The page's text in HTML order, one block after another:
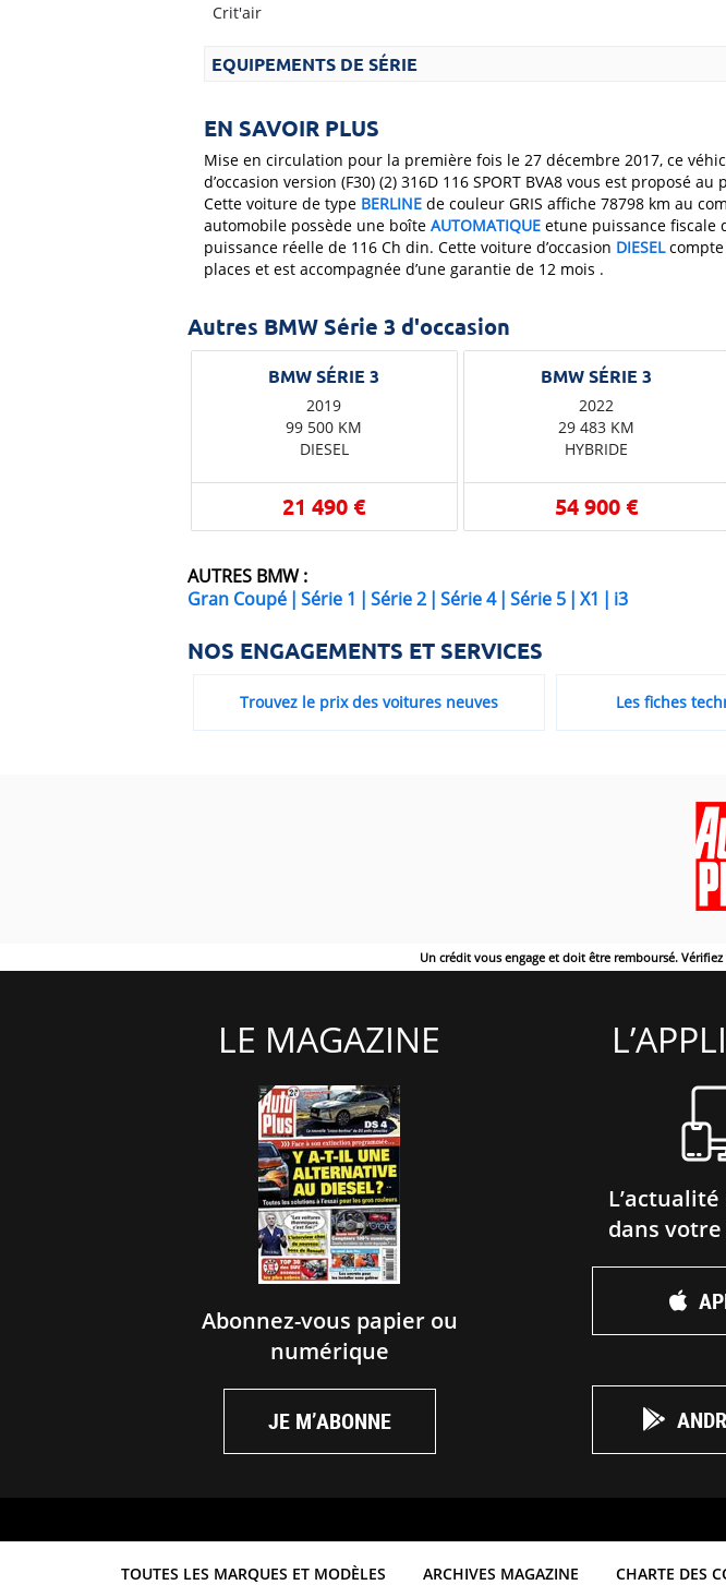
Crit'air
EQUIPEMENTS DE SÉRIE
EN SAVOIR PLUS
Mise en circulation pour la première fois le 27 décembre 2017, ce
d’occasion version (F30) (2) 316D 116 SPORT BVA8 vous est proposé au
Cette voiture de type BERLINE de couleur GRIS affiche 78798 km au
automobile possède une boîte AUTOMATIQUE etune puissance fiscale
puissance réelle de 116 Ch din. Cette voiture d’occasion DIESELcompte
places et est accompagnée d’une garantie de 12 mois .
Autres BMW Série 3 d'occasion
2019
99 500 KM
DIESEL
21 490 €
2022
29 483 KM
HYBRIDE
54 900 €
AUTRES BMW :
Gran Coupé | Série 1 | Série 2 | Série 4 | Série 5 | X1 | i3
NOS ENGAGEMENTS ET SERVICES
Trouvez le prix des voitures neuves Les fiches
Un crédit vous engage et doit être remboursé.
LE MAGAZINE
Abonnez-vous papier ou
numérique
JE M’ABONNE
dans
TOUTES LES MARQUES ET MODÈLES ARCHIVES MAGAZINE CHARTE DES